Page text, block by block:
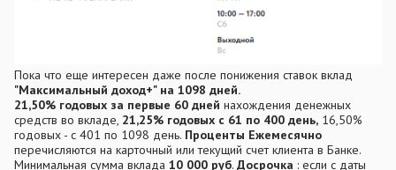
Пока что еще интересен даже после понижения ставок вклад
"Максимальный доход+" на 1098 дней.
21,50% годовых за первые 60 дней нахождения денежных
средств во вкладе, 21,25% годовых с 61 по 400 день, 16,50%
годовых - с 401 по 1098 день. Проценты Ежемесячно
перечисляются на карточный или текущий счет клиента в Банке.
Минимальная сумма вклада 10 000 руб. Досрочка : если с даты